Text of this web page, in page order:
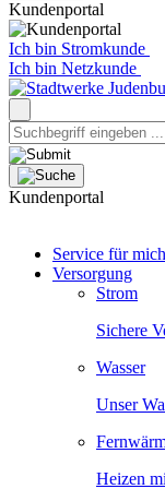
Kundenportal
Ich bin Stromkunde
Ich bin Netzkunde
Kundenportal
Service für mich
Versorgung
Strom
Sichere
Wasser
Unser
Heizen